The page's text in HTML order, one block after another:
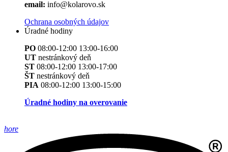
email: info@kolarovo.sk
Ochrana osobných údajov
Úradné hodiny
PO 08:00-12:00 13:00-16:00
UT nestránkový deň
ST 08:00-12:00 13:00-17:00
ŠT nestránkový deň
PIA 08:00-12:00 13:00-15:00
Úradné hodiny na overovanie
hore